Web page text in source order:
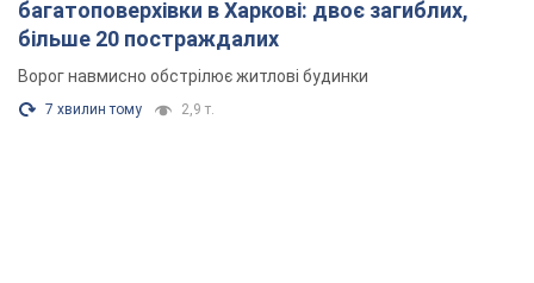
багатоповерхівки в Харкові: двоє загиблих,
більше 20 постраждалих
Ворог навмисно обстрілює житлові будинки
7 хвилин тому 2,9 т.